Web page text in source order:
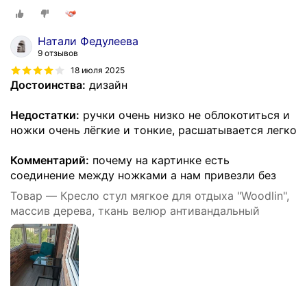
Натали Федулеева
9 отзывов
18 июля 2025
Достоинства: дизайн
Недостатки: ручки очень низко не облокотиться и
ножки очень лёгкие и тонкие, расшатывается легко
Комментарий: почему на картинке есть
соединение между ножками а нам привезли без
Товар — Кресло стул мягкое для отдыха "Woodlin",
массив дерева, ткань велюр антивандальный